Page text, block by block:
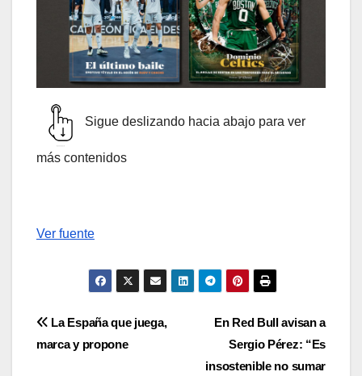
Sigue deslizando hacia abajo para ver
más contenidos
Ver fuente
Navegación
En Red Bull avisan a
Sergio Pérez: “Es
insostenible no sumar
La España que juega,
marca y propone